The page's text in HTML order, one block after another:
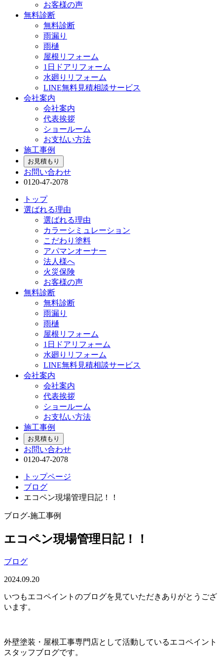
お客様の声
無料診断
無料診断
雨漏り
雨樋
屋根リフォーム
1日ドアリフォーム
水廻りリフォーム
LINE無料見積相談サービス
会社案内
会社案内
代表挨拶
ショールーム
お支払い方法
施工事例
お見積もり
お問い合わせ
0120-47-2078
トップ
選ばれる理由
選ばれる理由
カラーシミュレーション
こだわり塗料
アパマンオーナー
法人様へ
火災保険
お客様の声
無料診断
無料診断
雨漏り
雨樋
屋根リフォーム
1日ドアリフォーム
水廻りリフォーム
LINE無料見積相談サービス
会社案内
会社案内
代表挨拶
ショールーム
お支払い方法
施工事例
お見積もり
お問い合わせ
0120-47-2078
トップページ
ブログ
エコペン現場管理日記！！
ブログ-施工事例
エコペン現場管理日記！！
ブログ
2024.09.20
いつもエコペイントのブログを見ていただきありがとうござ
います。
外壁塗装・屋根工事専門店として活動しているエコペイント
スタッフブログです。